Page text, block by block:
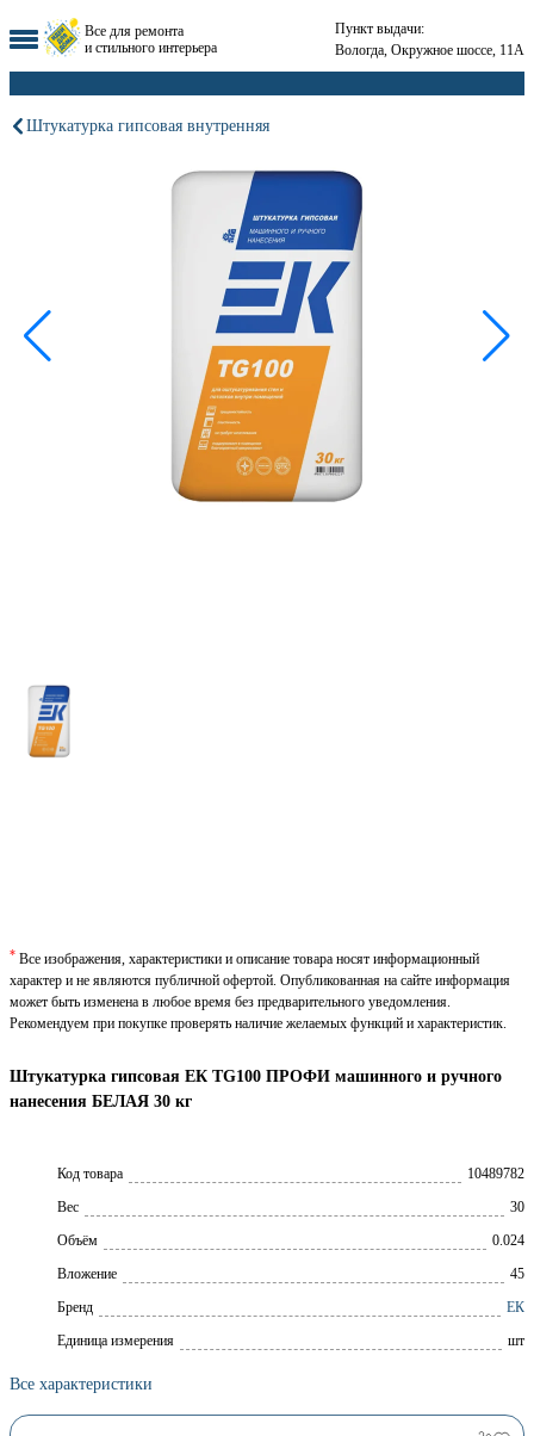
Все для ремонта
и стильного интерьера
Пункт выдачи:
Вологда, Окружное шоссе, 11А
Штукатурка гипсовая внутренняя
Штукатурка гипсовая ЕК TG100 ПРОФИ машинного и ручного
нанесения БЕЛАЯ 30 кг
Код товара
10489782
Вес
30
Объём
0.024
Вложение
45
Брeнд
ЕК
Единица измерения
шт
Все характеристики
* Все изображения, характеристики и описание товара носят информационный
характер и не являются публичной офертой. Опубликованная на сайте информация
может быть изменена в любое время без предварительного уведомления.
Рекомендуем при покупке проверять наличие желаемых функций и характеристик.